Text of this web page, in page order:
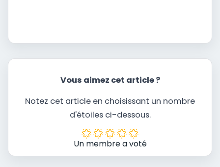
Vous aimez cet article ?
Notez cet article en choisissant un nombre
d'étoiles ci-dessous.
Un membre a voté